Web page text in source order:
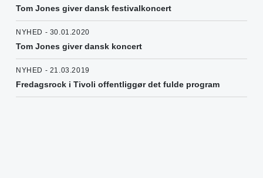
Tom Jones giver dansk festivalkoncert
NYHED - 30.01.2020
Tom Jones giver dansk koncert
NYHED - 21.03.2019
Fredagsrock i Tivoli offentliggør det fulde program